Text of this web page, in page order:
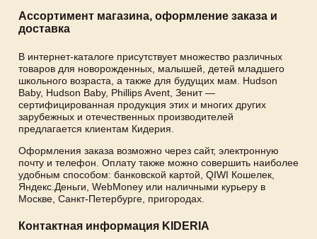
Ассортимент магазина, оформление заказа и
доставка
В интернет-каталоге присутствует множество различных
товаров для новорожденных, малышей, детей младшего
школьного возраста, а также для будущих мам. Hudson
Baby, Hudson Baby, Phillips Avent, Зенит —
сертифицированная продукция этих и многих других
зарубежных и отечественных производителей
предлагается клиентам Кидерия.
Оформления заказа возможно через сайт, электронную
почту и телефон. Оплату также можно совершить наиболее
удобным способом: банковской картой, QIWI Кошелек,
Яндекс.Деньги, WebMoney или наличными курьеру в
Москве, Санкт-Петербурге, пригородах.
Контактная информация KIDERIA